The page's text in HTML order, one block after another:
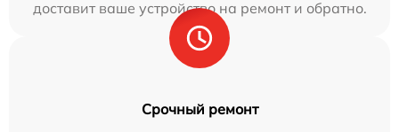
доставит ваше устройство на ремонт и обратно.
Срочный ремонт